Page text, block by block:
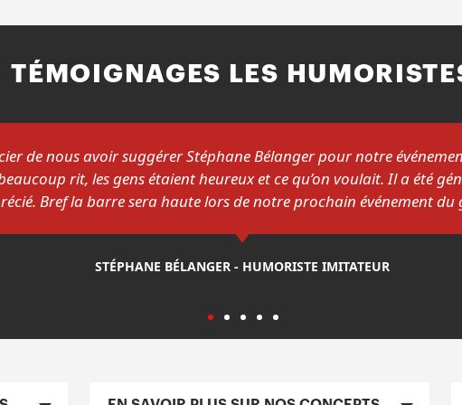
TÉMOIGNAGES LES
gens ont vraiment apprécié la prestation de Dominick Léonard. Un
découvrir absolument! »
DOMINICK LÉONARD - HUMORISTE